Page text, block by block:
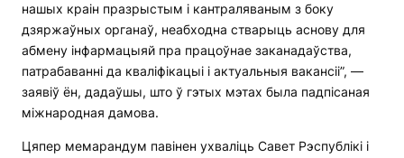
нашых краін празрыстым і кантраляваным з боку
дзяржаўных органаў, неабходна стварыць аснову для
абмену інфармацыяй пра працоўнае заканадаўства,
патрабаванні да кваліфікацыі і актуальныя вакансіі”, —
заявіў ён, дадаўшы, што ў гэтых мэтах была падпісаная
міжнародная дамова.
Цяпер мемарандум павінен ухваліць Савет Рэспублікі і